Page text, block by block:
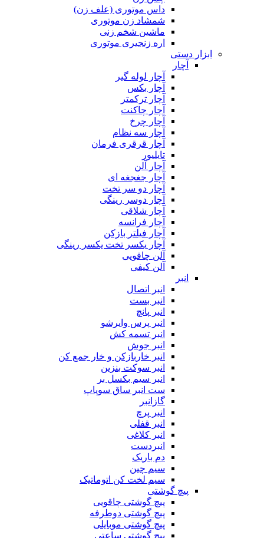
داس موتوری (علف زن)
شمشاد زن موتوری
ماشین شخم زنی
اره زنجیری موتوری
ابزار دستی
آچار
آچار لوله گیر
آچار بکس
آچار ترکمتر
آچار چاکنت
آچار چرخ
آچار سه نظام
آچار قرقری فرمان
تایلیور
آچار آلن
آچار جغجغه ای
آچار دو سر تخت
آچار دوسر رینگی
آچار شلاقی
آچار فرانسه
آچار فیلتر بازکن
آچار یکسر تخت یکسر رینگی
آلن چاقویی
آلن کیفی
انبر
انبر اتصال
انبر بست
انبر پانچ
انبر پرس وایرشو
انبر تسمه کش
انبر جوش
انبر خاربازکن و خار جمع کن
انبر سوکت بنزین
انبر سیم بکسل بر
ست انبر ساق سوپاپ
گازانبر
انبر پرچ
انبر قفلی
انبر کلاغی
انبردست
دم باریک
سیم چین
سیم لخت کن اتوماتیک
پیچ گوشتی
پیچ گوشتی چاقویی
پیچ گوشتی دوطرفه
پیچ گوشتی موبایلی
پیچ گوشتی ساعتی